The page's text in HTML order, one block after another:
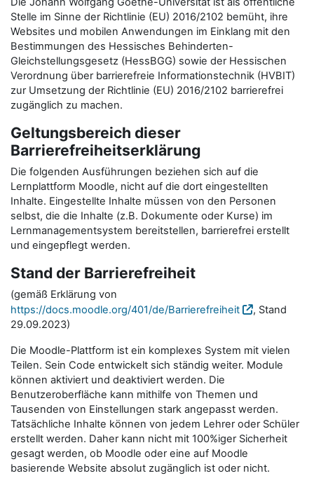
Stelle im Sinne der Richtlinie (EU) 2016/2102 bemüht, ihre
Websites und mobilen Anwendungen im Einklang mit den
Bestimmungen des Hessisches Behinderten-
Gleichstellungsgesetz (HessBGG) sowie der Hessischen
Verordnung über barrierefreie Informationstechnik (HVBIT)
zur Umsetzung der Richtlinie (EU) 2016/2102 barrierefrei
zugänglich zu machen.
Geltungsbereich dieser
Barrierefreiheitserklärung
Die folgenden Ausführungen beziehen sich auf die
Lernplattform Moodle, nicht auf die dort eingestellten
Inhalte. Eingestellte Inhalte müssen von den Personen
selbst, die die Inhalte (z.B. Dokumente oder Kurse) im
Lernmanagementsystem bereitstellen, barrierefrei erstellt
und eingepflegt werden.
Stand der Barrierefreiheit
(gemäß Erklärung von
https://docs.moodle.org/401/de/Barrierefreiheit
, Stand
29.09.2023)
Die Moodle-Plattform ist ein komplexes System mit vielen
Teilen. Sein Code entwickelt sich ständig weiter. Module
können aktiviert und deaktiviert werden. Die
Benutzeroberfläche kann mithilfe von Themen und
Tausenden von Einstellungen stark angepasst werden.
Tatsächliche Inhalte können von jedem Lehrer oder Schüler
erstellt werden. Daher kann nicht mit 100%iger Sicherheit
gesagt werden, ob Moodle oder eine auf Moodle
basierende Website absolut zugänglich ist oder nicht.